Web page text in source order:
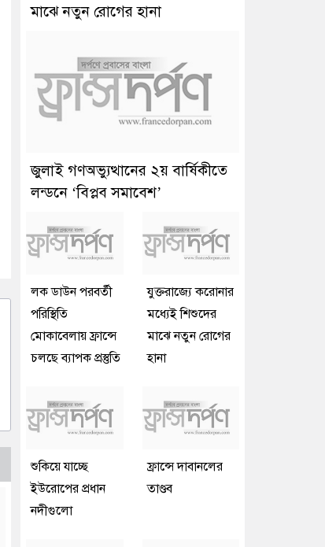
মাঝে নতুন রোগের হানা
জুলাই গণঅভ্যুত্থানের ২য় বার্ষিকীতে
লন্ডনে ‘বিপ্লব সমাবেশ’
লক ডাউন পরবর্তী
পরিস্থিতি
মোকাবেলায় ফ্রান্সে
চলছে ব্যাপক প্রস্তুতি
যুক্তরাজ্যে করোনার
মধ্যেই শিশুদের
মাঝে নতুন রোগের
হানা
শুকিয়ে যাচ্ছে
ইউরোপের প্রধান
নদীগুলো
ফ্রান্সে দাবানলের
তাণ্ডব